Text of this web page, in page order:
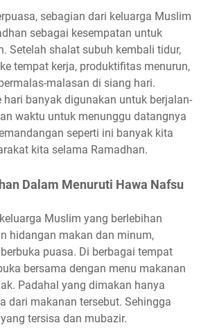
sebagian dari keluarga Muslim
sebagai kesempatan untuk
Setelah shalat subuh kembali tidur,
tempat kerja, produktifitas menurun,
malasan di siang hari.
hari banyak digunakan untuk berjalan-
waktu untuk menunggu datangnya
seperti ini banyak kita
kita selama Ramadhan.
Dalam Menuruti Hawa Nafsu
Muslim yang berlebihan
hidangan makan dan minum,
puasa. Di berbagai tempat
bersama dengan menu makanan
Padahal yang dimakan hanya
dari makanan tersebut. Sehingga
tersisa dan mubazir.